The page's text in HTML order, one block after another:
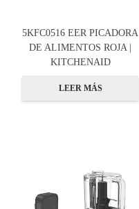
5KFC0516 EER PICADORA
DE ALIMENTOS ROJA |
KITCHENAID
LEER MÁS